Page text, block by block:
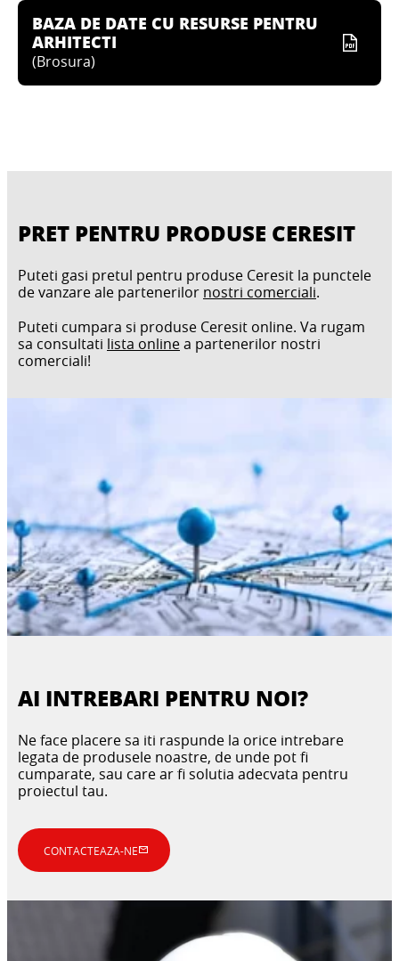
BAZA DE DATE CU RESURSE PENTRU
ARHITECTI
(Brosura)
PRET PENTRU PRODUSE CERESIT
Puteti gasi pretul pentru produse Ceresit la punctele
de vanzare ale partenerilor nostri comerciali.
Puteti cumpara si produse Ceresit online. Va rugam
sa consultati lista onlinea partenerilor nostri
comerciali!
AI INTREBARI PENTRU NOI?
Ne face placere sa iti raspunde la orice intrebare
legata de produsele noastre, de unde pot fi
cumparate, sau care ar fi solutia adecvata pentru
proiectul tau.
CONTACTEAZA-NE